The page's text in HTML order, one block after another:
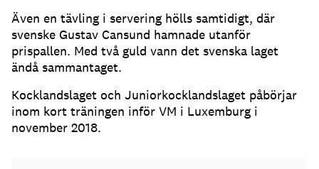
Även en tävling i servering hölls samtidigt, där
svenske Gustav Cansund hamnade utanför
prispallen. Med två guld vann det svenska laget
ändå sammantaget.
Kocklandslaget och Juniorkocklandslaget påbörjar
inom kort träningen inför VM i Luxemburg i
november 2018.